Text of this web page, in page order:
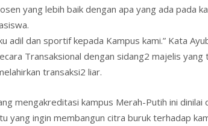
yang lebih baik dengan apa yang ada pada
adil dan sportif kepada Kampus kami.” Kata
Transaksional dengan sidang2 majelis
transaksi2 liar.
mengakreditasi kampus Merah-Putih ini
yang ingin membangun citra buruk terhadap